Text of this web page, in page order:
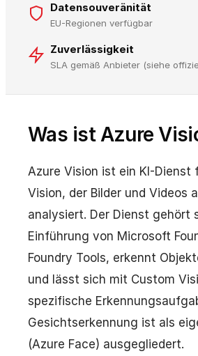
Datensouveränität
EU-Regionen verfügbar
Zuverlässigkeit
SLA gemäß Anbieter (siehe
Was ist Azure
Azure Vision ist ein KI-Dienst
Vision, der Bilder und Videos
analysiert. Der Dienst gehört
Einführung von Microsoft
Foundry Tools, erkennt
und lässt sich mit Custom
spezifische
Gesichtserkennung ist als
(Azure Face) ausgegliedert.